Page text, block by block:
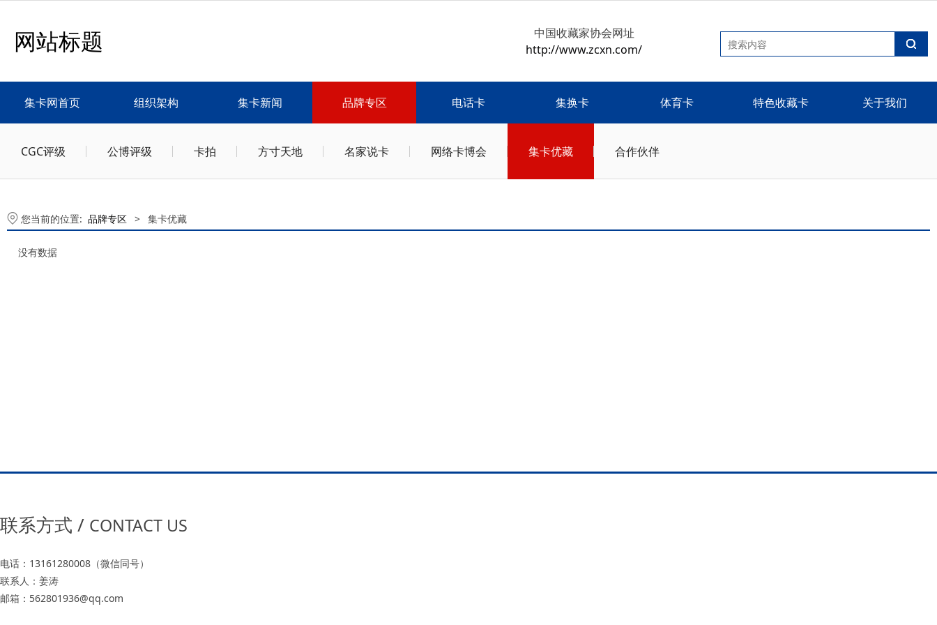
网站标题
中国收藏家协会网址
http://www.zcxn.com/
集卡网首页 组织架构 集卡新闻 品牌专区 电话卡 集换卡 体育卡 特色收藏卡 关于我们
CGC评级 公博评级 卡拍 方寸天地 名家说卡 网络卡博会 集卡优藏 合作伙伴
您当前的位置: 品牌专区 > 集卡优藏
没有数据
联系方式 / CONTACT US
电话：13161280008（微信同号）
联系人：姜涛
邮箱：562801936@qq.com